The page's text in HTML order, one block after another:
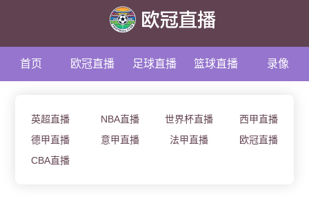
首页 欧冠直播 足球直播 篮球直播 录像
英超直播 NBA直播 世界杯直播
西甲直播
德甲直播
意甲直播 法甲直播
欧冠直播
CBA直播